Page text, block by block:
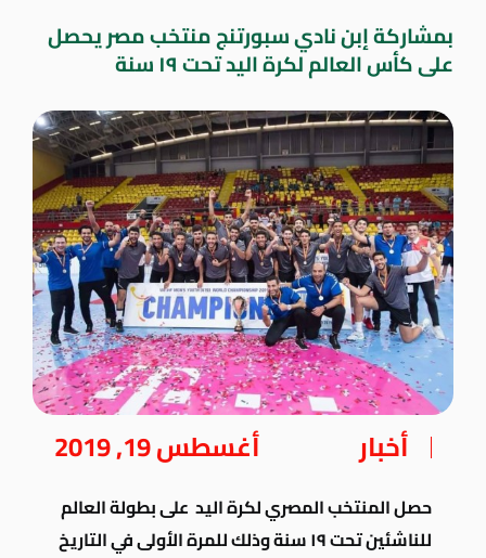
بمشاركة إبن نادي سبورتنج منتخب مصر يحصل
على كأس العالم لكرة اليد تحت ١٩ سنة
أخبار أغسطس 19, 2019
حصل المنتخب المصري لكرة اليد على بطولة العالم
للناشئين تحت ١٩ سنة وذلك للمرة الأولى في التاريخ